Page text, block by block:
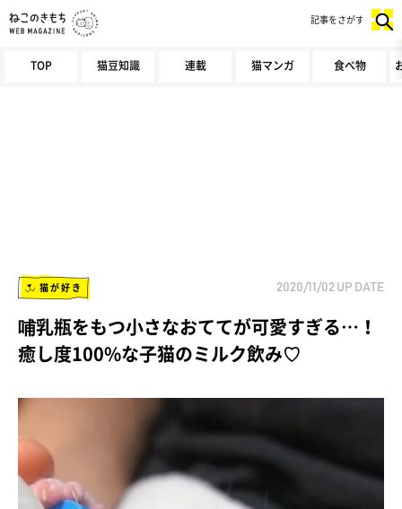
TOP 猫豆知識 連載 猫マンガ 食べ物
記事をさがす
猫が好き 2020/11/02 UP DATE
哺乳瓶をもつ小さなおててが可愛すぎる…！
癒し度100%な子猫のミルク飲み♡